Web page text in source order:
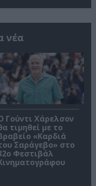
νέα
Γούντι Χάρελσον
τιμηθεί με το
«Καρδιά
Σαράγεβο» στο
Φεστιβάλ